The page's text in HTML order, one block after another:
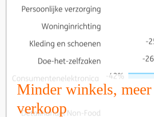
Minder winkels,
verkoop